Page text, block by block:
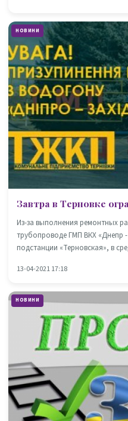
НОВИНИ
Завтра в Терновке
Из-за выполнения ремонтных
трубопроводе ГМП ВКХ «Днепр
подстанции «Терновская», в
13-04-2021 17:18
НОВИНИ